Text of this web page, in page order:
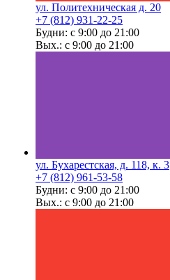
ул. Политехническая д. 20
+7 (812) 931-22-25
Будни: с 9:00 до 21:00
Вых.: с 9:00 до 21:00
ул. Бухарестская, д. 118, к. 3
+7 (812) 961-53-58
Будни: с 9:00 до 21:00
Вых.: с 9:00 до 21:00